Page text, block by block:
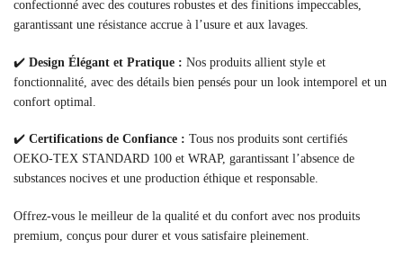
confectionné avec des coutures robustes et des finitions impeccables,
garantissant une résistance accrue à l’usure et aux lavages.
✔️ Design Élégant et Pratique : Nos produits allient style et
fonctionnalité, avec des détails bien pensés pour un look intemporel et un
confort optimal.
✔️ Certifications de Confiance : Tous nos produits sont certifiés
OEKO-TEX STANDARD 100 et WRAP, garantissant l’absence de
substances nocives et une production éthique et responsable.
Offrez-vous le meilleur de la qualité et du confort avec nos produits
premium, conçus pour durer et vous satisfaire pleinement.